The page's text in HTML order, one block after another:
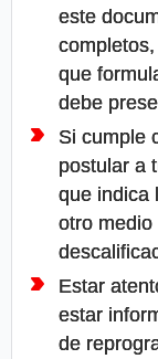
este
que
debe
Si cumple
postular a
que indica
otro
Estar
estar
de